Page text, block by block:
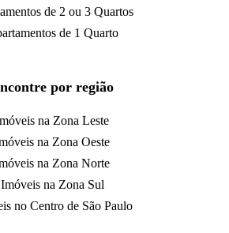
de 2 ou 3 Quartos
de 1 Quarto
por região
na Zona Leste
na Zona Oeste
na Zona Norte
Imóveis na Zona Sul
no Centro de São Paulo